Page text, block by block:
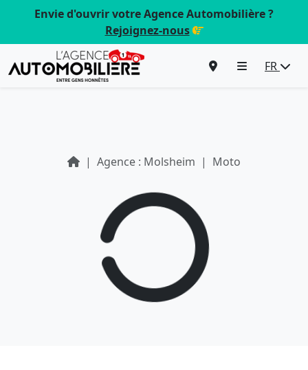
Envie d'ouvrir votre Agence Automobilière ?
Rejoignez-nous
FR
Agence : Molsheim Moto